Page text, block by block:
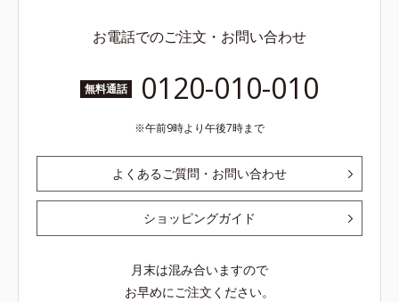
お電話でのご注文・お問い合わせ
無料通話 0120-010-010
午前9時より午後7時まで
よくあるご質問・お問い合わせ
ショッピングガイド
月末は混み合いますので
お早めにご注文ください。